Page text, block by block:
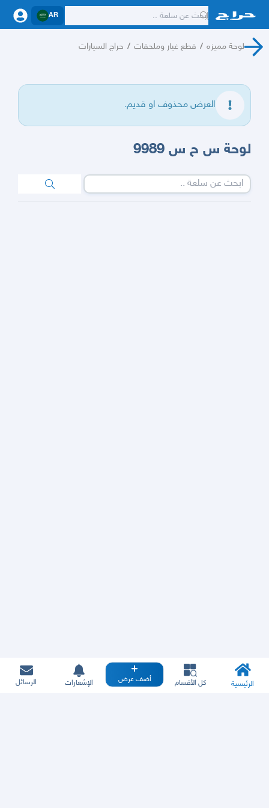
AR
لوحة مميزه / قطع غيار وملحقات / حراج السيارات
العرض محذوف او قديم.
لوحة س ح س 9989
الرئيسية كل الأقسام أضف عرض الإشعارات الرسائل